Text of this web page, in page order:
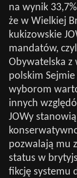
na wynik
że w Wielkiej
kukizowskie
mandatów,
Obywatelska z
polskim
wyborom
innych
JOWy
pozwalają mu
status w
fikcję systemu